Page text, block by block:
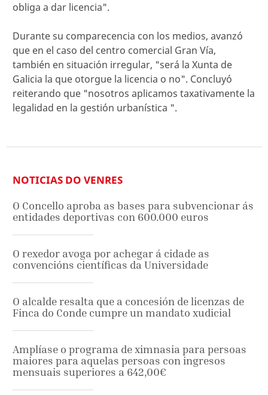
obliga a dar licencia".
Durante su comparecencia con los medios, avanzó
que en el caso del centro comercial Gran Vía,
también en situación irregular, "será la Xunta de
Galicia la que otorgue la licencia o no". Concluyó
reiterando que "nosotros aplicamos taxativamente la
legalidad en la gestión urbanística ".
NOTICIAS DO VENRES
O Concello aproba as bases para subvencionar ás
entidades deportivas con 600.000 euros
O rexedor avoga por achegar á cidade as
convencións científicas da Universidade
O alcalde resalta que a concesión de licenzas de
Finca do Conde cumpre un mandato xudicial
Amplíase o programa de ximnasia para persoas
maiores para aquelas persoas con ingresos
mensuais superiores a 642,00€